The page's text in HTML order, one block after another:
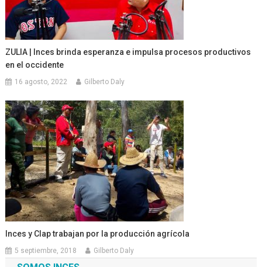
ZULIA | Inces brinda esperanza e impulsa procesos productivos
en el occidente
16 agosto, 2022 Gilberto Daly
Inces y Clap trabajan por la producción agrícola
5 septiembre, 2018 Gilberto Daly